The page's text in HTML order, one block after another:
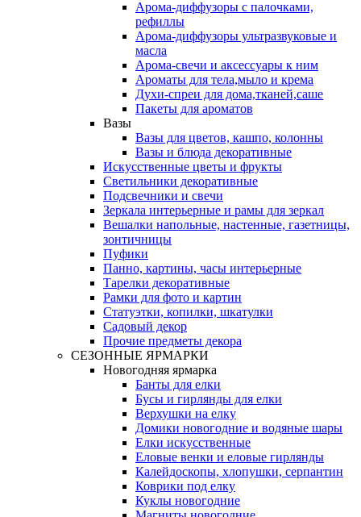
Арома-диффузоры с палочками,
рефиллы
Арома-диффузоры ультразвуковые и
масла
Арома-свечи и аксессуары к ним
Ароматы для тела,мыло и крема
Духи-спреи для дома,тканей,саше
Пакеты для ароматов
Вазы
Вазы для цветов, кашпо, колонны
Вазы и блюда декоративные
Искусственные цветы и фрукты
Светильники декоративные
Подсвечники и свечи
Зеркала интерьерные и рамы для зеркал
Вешалки напольные, настенные, газетницы,
зонтичницы
Пуфики
Панно, картины, часы интерьерные
Тарелки декоративные
Рамки для фото и картин
Статуэтки, копилки, шкатулки
Садовый декор
Прочие предметы декора
СЕЗОННЫЕ ЯРМАРКИ
Новогодняя ярмарка
Банты для елки
Бусы и гирлянды для елки
Верхушки на елку
Домики новогодние и водяные шары
Елки искусственные
Еловые венки и еловые гирлянды
Калейдоскопы, хлопушки, серпантин
Коврики под елку
Куклы новогодние